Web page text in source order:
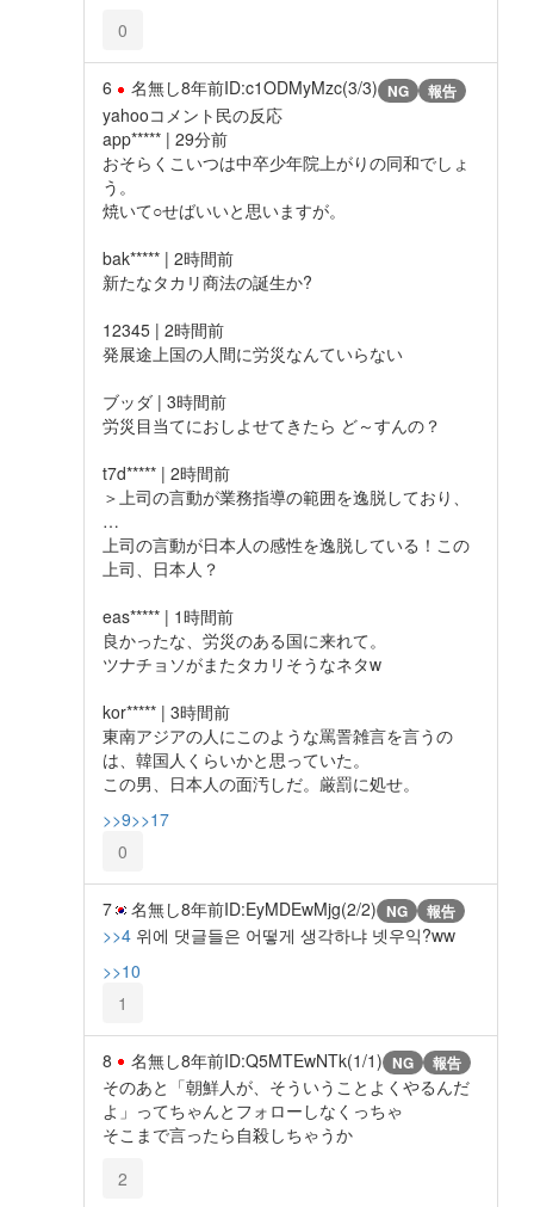
0
6 名無し8年前ID:c1ODMyMzc(3/3) NG 報告
yahooコメント民の反応
app***** | 29分前
おそらくこいつは中卒少年院上がりの同和でしょ
う。
焼いて○せばいいと思いますが。
bak***** | 2時間前
新たなタカリ商法の誕生か?
12345 | 2時間前
発展途上国の人間に労災なんていらない
ブッダ | 3時間前
労災目当てにおしよせてきたら ど～すんの？
t7d***** | 2時間前
＞上司の言動が業務指導の範囲を逸脱しており、
…
上司の言動が日本人の感性を逸脱している！この
上司、日本人？
eas***** | 1時間前
良かったな、労災のある国に来れて。
ツナチョソがまたタカリそうなネタw
kor***** | 3時間前
東南アジアの人にこのような罵詈雑言を言うの
は、韓国人くらいかと思っていた。
この男、日本人の面汚しだ。厳罰に処せ。
>>9>>17
0
7 名無し8年前ID:EyMDEwMjg(2/2) NG 報告
>>4 위에 댓글들은 어떻게 생각하냐 넷우익?ww
>>10
1
8 名無し8年前ID:Q5MTEwNTk(1/1) NG 報告
そのあと「朝鮮人が、そういうことよくやるんだ
よ」ってちゃんとフォローしなくっちゃ
そこまで言ったら自殺しちゃうか
2